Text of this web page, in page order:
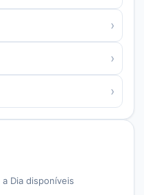
›
›
›
a Dia disponíveis